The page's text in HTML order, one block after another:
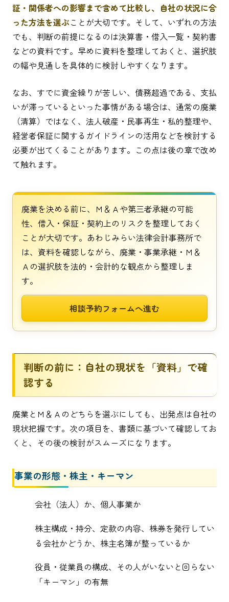
証・関係者への影響まで含めて比較し、自社の状況に合
った方法を選ぶことが大切です。そして、いずれの方法
でも、判断の前提になるのは決算書・借入一覧・契約書
などの資料です。早めに資料を整理しておくと、選択肢
の幅や見通しを具体的に検討しやすくなります。
なお、すでに資金繰りが苦しい、債務超過である、支払
いが滞っているといった事情がある場合は、通常の廃業
（清算）ではなく、法人破産・民事再生・私的整理や、
経営者保証に関するガイドラインの活用などを検討する
必要が出てくることがあります。この点は後の章で改め
て触れます。
廃業を決める前に、Ｍ＆Ａや第三者承継の可能
性、借入・保証・契約上のリスクを整理しておく
ことが大切です。あわじみらい法律会計事務所で
は、資料を確認しながら、廃業・事業承継・Ｍ＆
Ａの選択肢を法的・会計的な観点から整理しま
す。
相談予約フォームへ進む
判断の前に：自社の現状を「資料」で確
認する
廃業とＭ＆Ａのどちらを選ぶにしても、出発点は自社の
現状把握です。次の項目を、書類に基づいて確認してお
くと、その後の検討がスムーズになります。
事業の形態・株主・キーマン
会社（法人）か、個人事業か
株主構成・持分、定款の内容、株券を発行してい
る会社かどうか、株主名簿が整っているか
役員・従業員の構成、その人がいないと回らない
「キーマン」の有無